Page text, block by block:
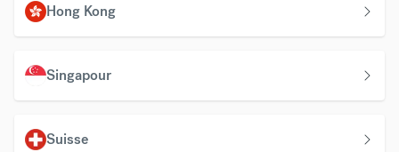
Hong Kong
Singapour
Suisse